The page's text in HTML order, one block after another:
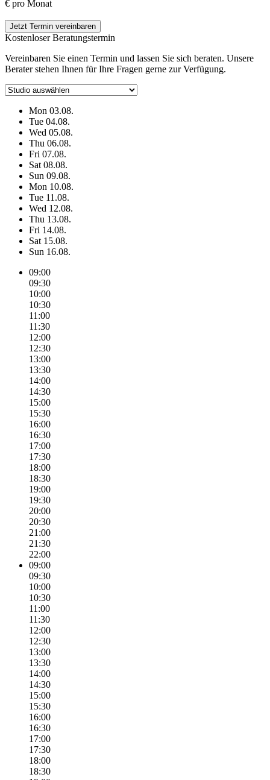
€ pro Monat
Jetzt Termin vereinbaren
Kostenloser Beratungstermin
Vereinbaren Sie einen Termin und lassen Sie sich beraten. Unsere
Berater stehen Ihnen für Ihre Fragen gerne zur Verfügung.
Mon 03.08.
Tue 04.08.
Wed 05.08.
Thu 06.08.
Fri 07.08.
Sat 08.08.
Sun 09.08.
Mon 10.08.
Tue 11.08.
Wed 12.08.
Thu 13.08.
Fri 14.08.
Sat 15.08.
Sun 16.08.
09:00
09:30
10:00
10:30
11:00
11:30
12:00
12:30
13:00
13:30
14:00
14:30
15:00
15:30
16:00
16:30
17:00
17:30
18:00
18:30
19:00
19:30
20:00
20:30
21:00
21:30
22:00
09:00
09:30
10:00
10:30
11:00
11:30
12:00
12:30
13:00
13:30
14:00
14:30
15:00
15:30
16:00
16:30
17:00
17:30
18:00
18:30